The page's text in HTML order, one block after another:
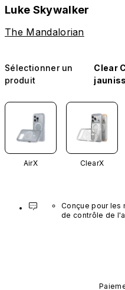
Luke Skywalker
The Mandalorian
Sélectionner un
produit
Clear
AirX ClearX
Conçue pour les
de contrôle de